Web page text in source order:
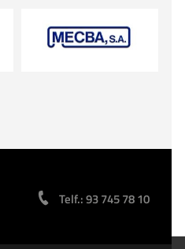
Telf.: 93 745 78 10